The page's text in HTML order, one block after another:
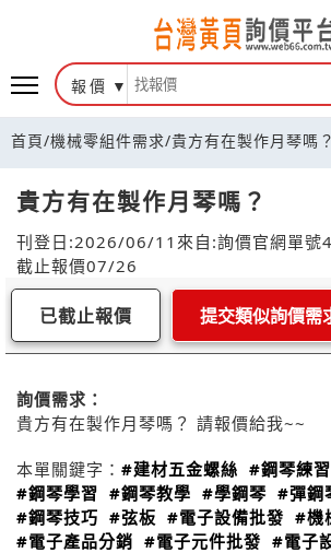
報價
首頁/機械零組件需求/貴方有在製作月琴嗎？
貴方有在製作月琴嗎？
刊登日:2026/06/11 來自:詢價官網單號
截止報價07/26
已截止報價 提交類似詢價需
詢價需求：
貴方有在製作月琴嗎？ 請報價給我~~
本單關鍵字： #建材五金螺絲 #鋼琴練習
#鋼琴學習 #鋼琴教學 #學鋼琴 #彈鋼
#鋼琴技巧 #弦板 #電子設備批發 #機
#電子產品分銷 #電子元件批發 #電子